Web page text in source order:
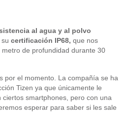
al agua y al polvo
certificación IP68, que nos
de profundidad durante 30
por el momento. La compañía se ha
Tizen ya que únicamente le
smartphones, pero con una
esperar para saber si les sale